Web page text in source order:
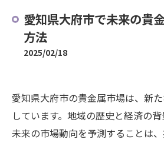
愛知県大府市で未来の貴
方法
2025/02/18
愛知県大府市の貴金属市場は、新
しています。地域の歴史と経済の背
未来の市場動向を予測することは